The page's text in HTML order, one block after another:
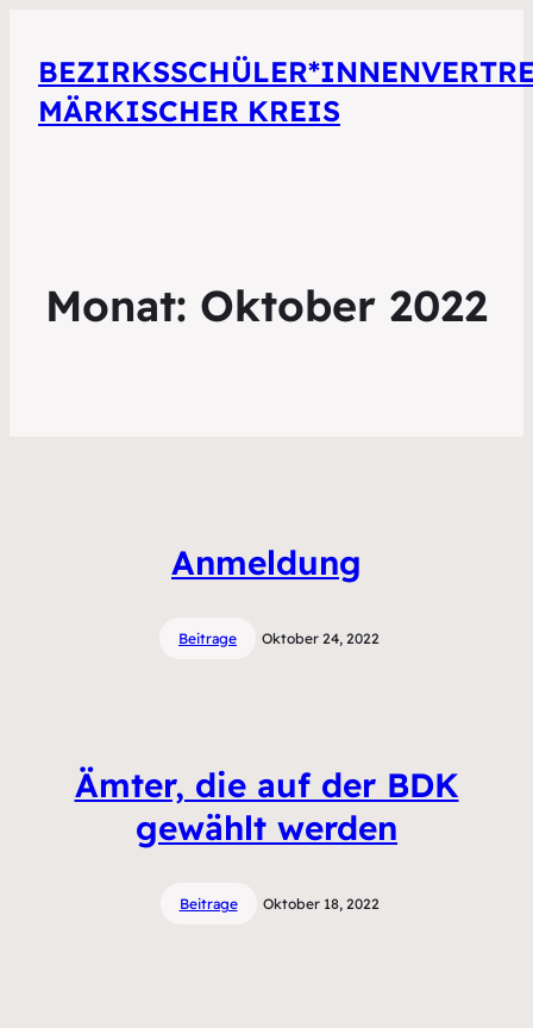
MÄRKISCHER KREIS
Monat: Oktober 2022
Anmeldung
Beitrage Oktober 24, 2022
Ämter, die auf der BDK
gewählt werden
Beitrage Oktober 18, 2022